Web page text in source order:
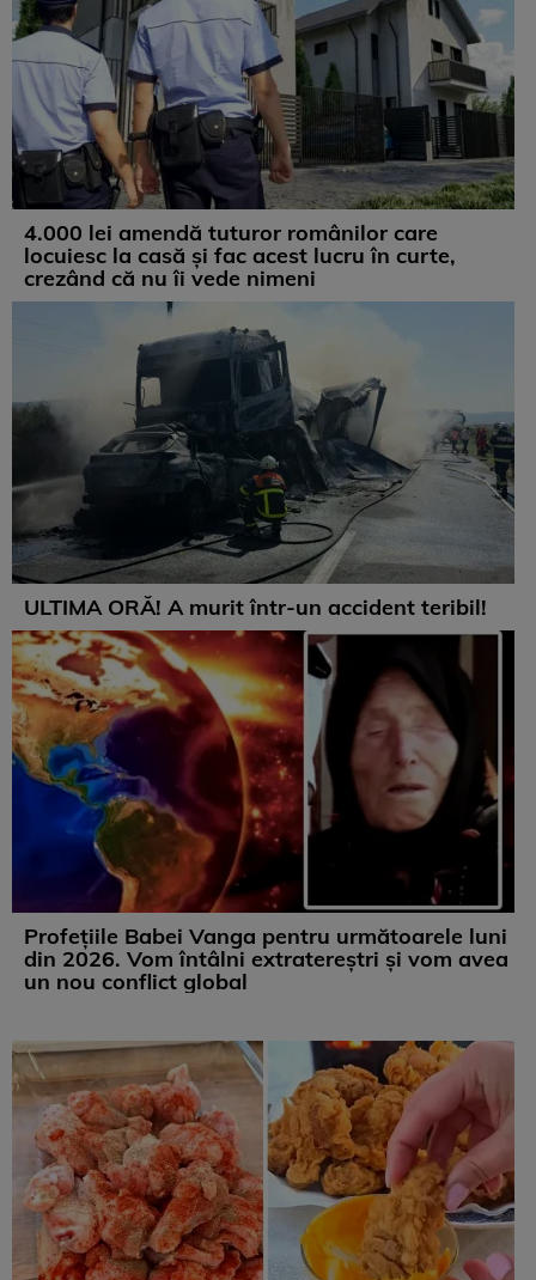
4.000 lei amendă tuturor românilor care
locuiesc la casă și fac acest lucru în curte,
crezând că nu îi vede nimeni
ULTIMA ORĂ! A murit într-un accident teribil!
Profețiile Babei Vanga pentru următoarele luni
din 2026. Vom întâlni extratereștri și vom avea
un nou conflict global